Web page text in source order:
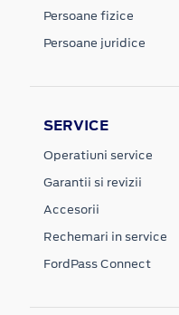
Persoane fizice
Persoane juridice
SERVICE
Operatiuni service
Garantii si revizii
Accesorii
Rechemari in service
FordPass Connect